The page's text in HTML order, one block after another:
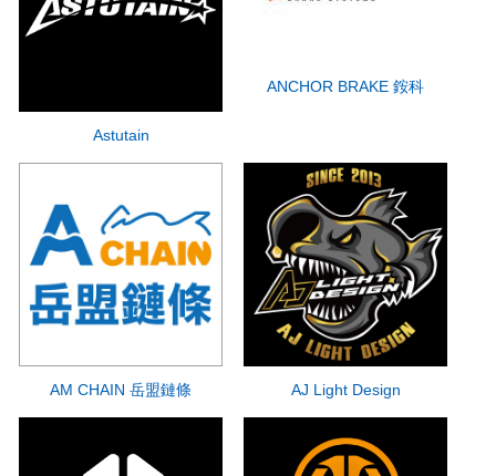
Astutain
ANCHOR BRAKE 銨科
AM CHAIN 岳盟鏈條 AJ Light Design